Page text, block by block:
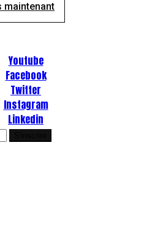
maintenant
Youtube
Facebook
Twitter
Instagram
Linkedin